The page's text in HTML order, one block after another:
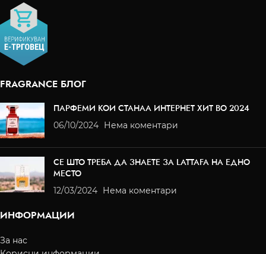
FRAGRANCE БЛОГ
ПАРФЕМИ КОИ СТАНАА ИНТЕРНЕТ ХИТ ВО 2024
06/10/2024 Нема коментари
СЕ ШТО ТРЕБА ДА ЗНАЕТЕ ЗА LATTAFA НА ЕДНО
МЕСТО
12/03/2024 Нема коментари
ИНФОРМАЦИИ
За нас